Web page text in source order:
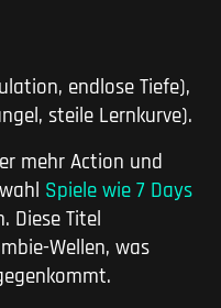
endlose Tiefe),
steile Lernkurve).
mehr Action und
Spiele wie 7 Days
Diese Titel
Wellen, was